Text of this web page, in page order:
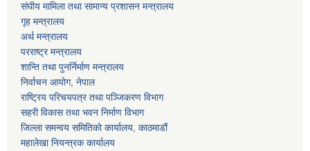
संघीय मामिला तथा सामान्य प्रशासन मन्त्रालय
गृह मन्त्रालय
अर्थ मन्त्रालय
परराष्ट्र मन्त्रालय
शान्ति तथा पुनर्निर्माण मन्त्रालय
निर्वाचन आयोग, नेपाल
राष्ट्रिय परिचयपत्र तथा पञ्जिकरण विभाग
सहरी विकास तथा भवन निर्माण विभाग
जिल्ला समन्वय समितिको कार्यालय, काठमाडौं
महालेखा नियन्त्रक कार्यालय